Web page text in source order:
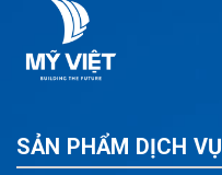
SẢN PHẨM DỊCH VỤ